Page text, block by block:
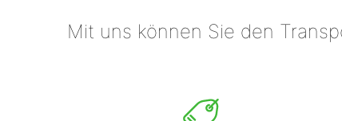
Mit uns können Sie den